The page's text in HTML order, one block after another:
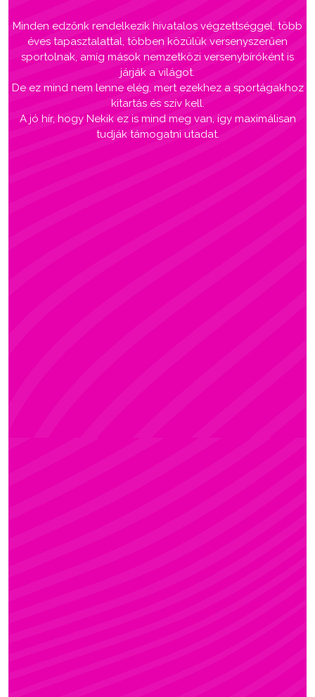
Minden edzőnk rendelkezik hivatalos végzettséggel, több
éves tapasztalattal, többen közülük versenyszerűen
sportolnak, amíg mások nemzetközi versenybíróként is
járják a világot.
De ez mind nem lenne elég, mert ezekhez a sportágakhoz
kitartás és szív kell.
A jó hír, hogy Nekik ez is mind meg van, így maximálisan
tudják támogatni utadat.